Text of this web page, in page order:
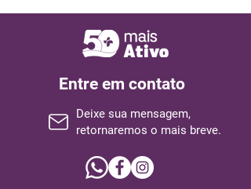
Entre em contato
Deixe sua mensagem,
retornaremos o mais breve.